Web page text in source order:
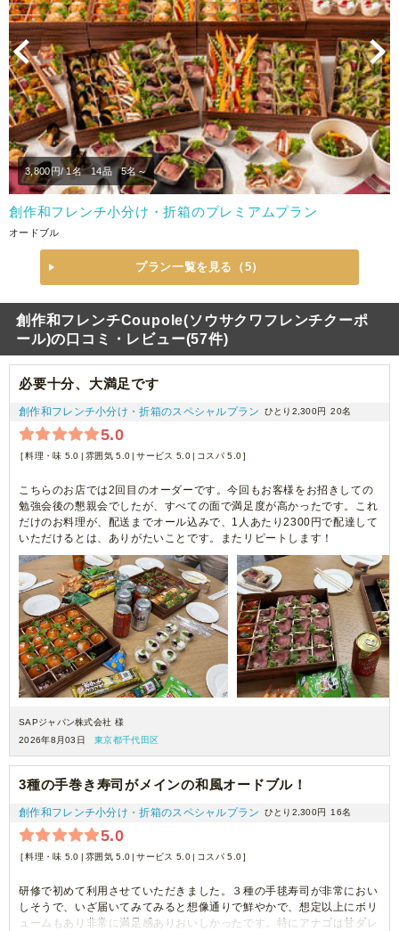
Previous
3,800円/ 1名 14品 5名～
創作和フレンチ小分け・折箱のプレミアムプラン
オードブル
プラン一覧を見る（5）
創作和フレンチCoupole(ソウサクワフレンチクーポ
ール)の口コミ・レビュー(57件)
必要十分、大満足です
創作和フレンチ小分け・折箱のスペシャルプラン ひとり2,300円 20名
5.0
料理・味 5.0 雰囲気 5.0 サービス 5.0 コスパ 5.0
こちらのお店では2回目のオーダーです。今回もお客様をお招きしての
勉強会後の懇親会でしたが、すべての面で満足度が高かったです。これ
だけのお料理が、配送までオール込みで、1人あたり2300円で配達して
いただけるとは、ありがたいことです。またリピートします！
SAPジャパン株式会社 様
2026年8月03日
東京都千代田区
3種の手巻き寿司がメインの和風オードブル！
創作和フレンチ小分け・折箱のスペシャルプラン ひとり2,300円 16名
5.0
料理・味 5.0 雰囲気 5.0 サービス 5.0 コスパ 5.0
研修で初めて利用させていただきました。３種の手毬寿司が非常におい
しそうで、いざ届いてみてみると想像通りで鮮やかで、想定以上にボリ
ュームもあり非常に満足感ありおいしかったです。特にアナゴは甘ダレ